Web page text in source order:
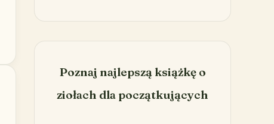
Poznaj najlepszą książkę o
ziołach dla początkujących